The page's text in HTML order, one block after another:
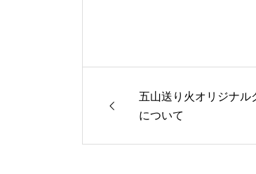
五山送り火オリジナル
について